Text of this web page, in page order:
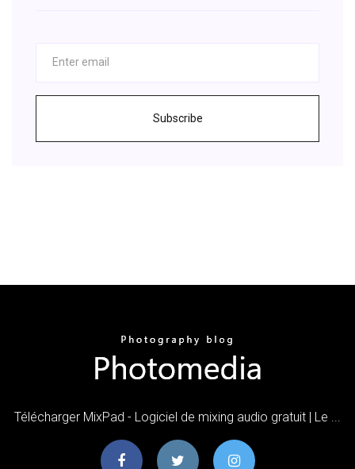
Subscribe
Télécharger MixPad - Logiciel de mixing audio gratuit | Le ...